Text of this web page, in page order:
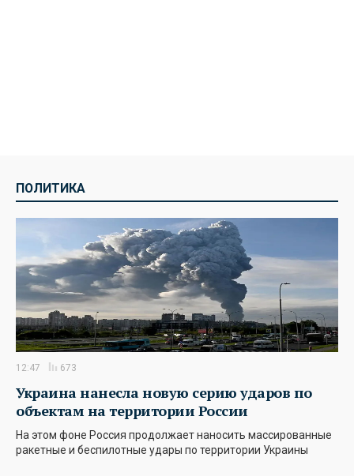
ПОЛИТИКА
12:47 673
Украина нанесла новую серию ударов по
объектам на территории России
На этом фоне Россия продолжает наносить массированные
ракетные и беспилотные удары по территории Украины